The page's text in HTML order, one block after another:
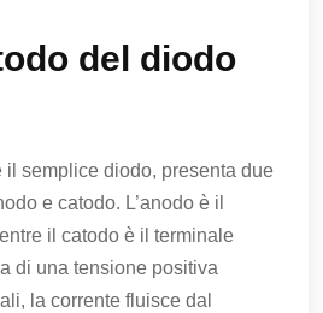
del diodo
il semplice diodo, presenta due
e catodo. L’anodo è il
il catodo è il terminale
di una tensione positiva
la corrente fluisce dal